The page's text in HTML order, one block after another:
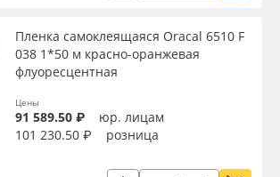
Пленка самоклеящаяся Oracal 6510 F
038 1*50 м красно-оранжевая
флуоресцентная
Цены
91 589.50 ₽
юр. лицам
101 230.50 ₽
розница